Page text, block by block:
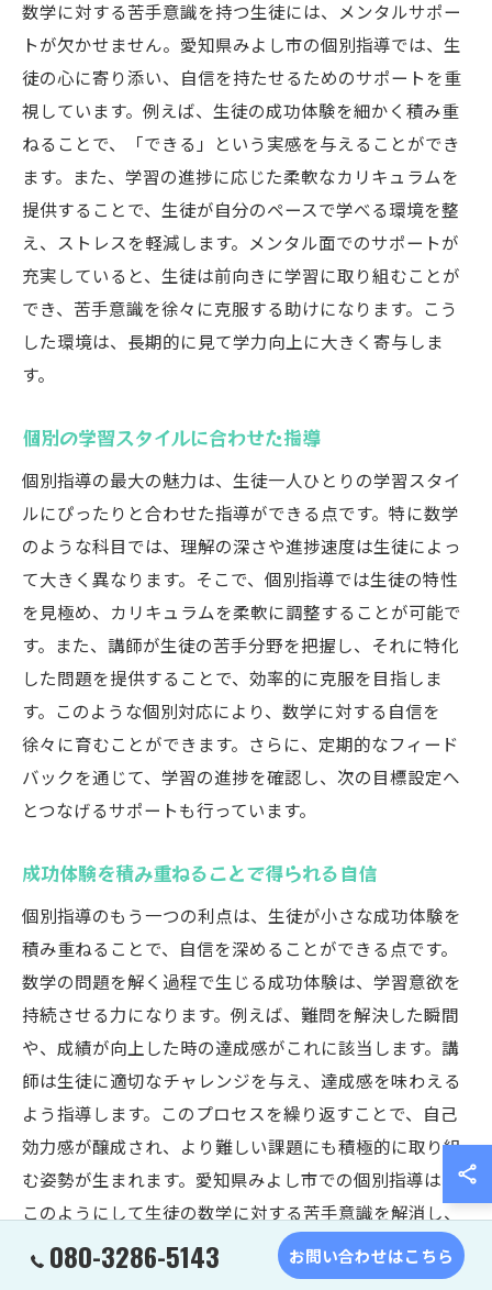
数学に対する苦手意識を持つ生徒には、メンタルサポー
トが欠かせません。愛知県みよし市の個別指導では、生
徒の心に寄り添い、自信を持たせるためのサポートを重
視しています。例えば、生徒の成功体験を細かく積み重
ねることで、「できる」という実感を与えることができ
ます。また、学習の進捗に応じた柔軟なカリキュラムを
提供することで、生徒が自分のペースで学べる環境を整
え、ストレスを軽減します。メンタル面でのサポートが
充実していると、生徒は前向きに学習に取り組むことが
でき、苦手意識を徐々に克服する助けになります。こう
した環境は、長期的に見て学力向上に大きく寄与しま
す。
個別の学習スタイルに合わせた指導
個別指導の最大の魅力は、生徒一人ひとりの学習スタイ
ルにぴったりと合わせた指導ができる点です。特に数学
のような科目では、理解の深さや進捗速度は生徒によっ
て大きく異なります。そこで、個別指導では生徒の特性
を見極め、カリキュラムを柔軟に調整することが可能で
す。また、講師が生徒の苦手分野を把握し、それに特化
した問題を提供することで、効率的に克服を目指しま
す。このような個別対応により、数学に対する自信を
徐々に育むことができます。さらに、定期的なフィード
バックを通じて、学習の進捗を確認し、次の目標設定へ
とつなげるサポートも行っています。
成功体験を積み重ねることで得られる自信
個別指導のもう一つの利点は、生徒が小さな成功体験を
積み重ねることで、自信を深めることができる点です。
数学の問題を解く過程で生じる成功体験は、学習意欲を
持続させる力になります。例えば、難問を解決した瞬間
や、成績が向上した時の達成感がこれに該当します。講
師は生徒に適切なチャレンジを与え、達成感を味わえる
よう指導します。このプロセスを繰り返すことで、自己
効力感が醸成され、より難しい課題にも積極的に取り組
む姿勢が生まれます。愛知県みよし市での個別指導は、
このようにして生徒の数学に対する苦手意識を解消し、
学習の自信を育んでいくのです。
080-3286-5143 お問い合わせはこちら